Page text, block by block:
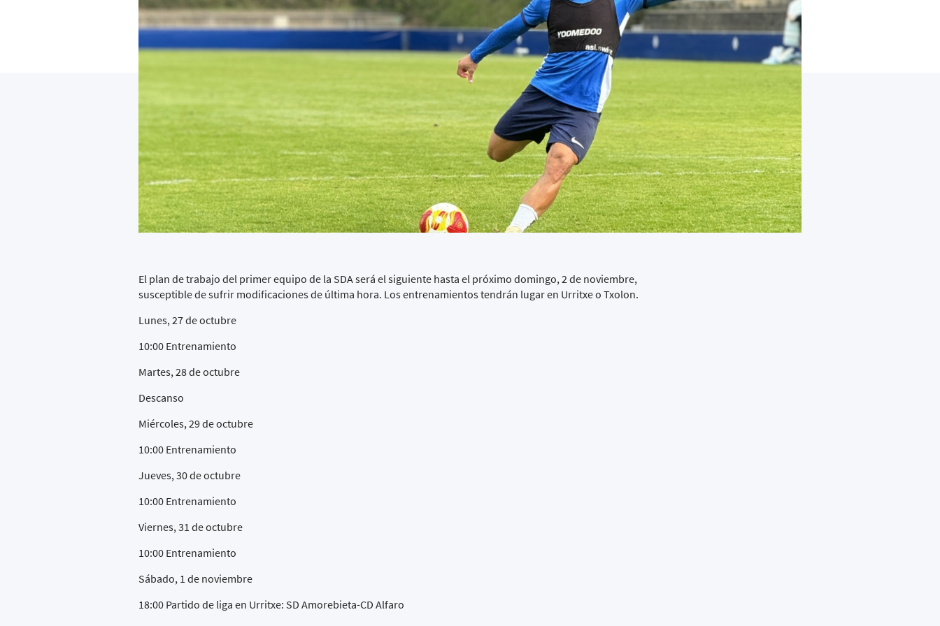
El plan de trabajo del primer equipo de la SDA será el siguiente hasta el próximo domingo, 2 de noviembre,
susceptible de sufrir modificaciones de última hora. Los entrenamientos tendrán lugar en Urritxe o Txolon.
Lunes, 27 de octubre
10:00 Entrenamiento
Martes, 28 de octubre
Descanso
Miércoles, 29 de octubre
10:00 Entrenamiento
Jueves, 30 de octubre
10:00 Entrenamiento
Viernes, 31 de octubre
10:00 Entrenamiento
Sábado, 1 de noviembre
18:00 Partido de liga en Urritxe: SD Amorebieta-CD Alfaro